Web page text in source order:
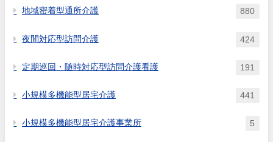
地域密着型通所介護 880
夜間対応型訪問介護 424
定期巡回・随時対応型訪問介護看護 191
小規模多機能型居宅介護 441
小規模多機能型居宅介護事業所 5